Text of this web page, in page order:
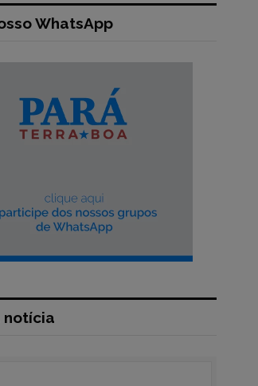
WhatsApp
notícia